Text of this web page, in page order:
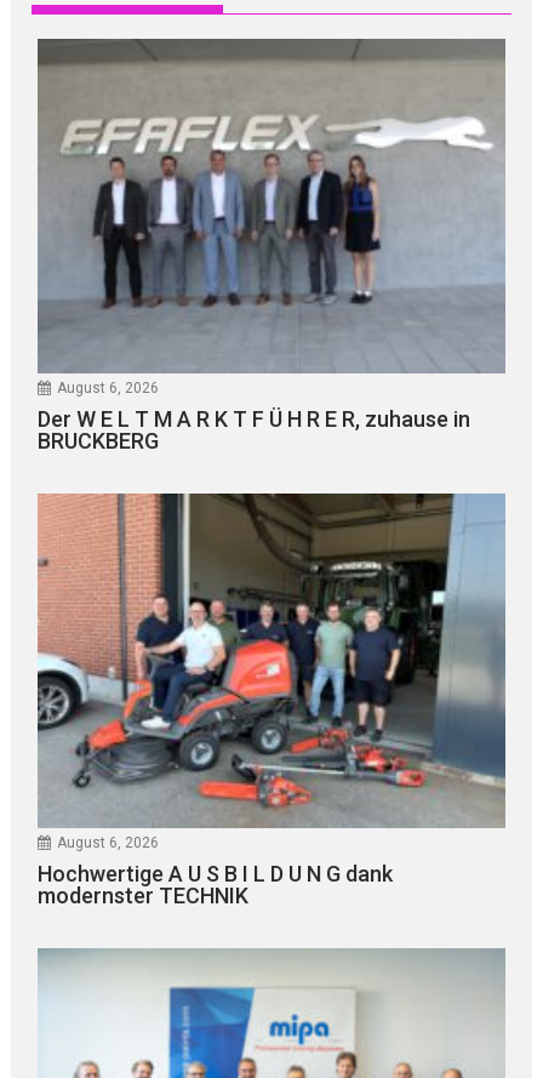
August 6, 2026
Der W E L T M A R K T F Ü H R E R, zuhause in
BRUCKBERG
August 6, 2026
Hochwertige A U S B I L D U N G dank
modernster TECHNIK